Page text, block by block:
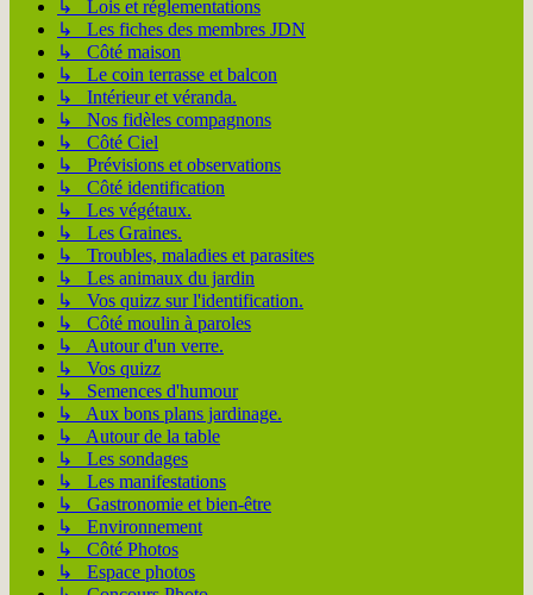
↳ Lois et réglementations
↳ Les fiches des membres JDN
↳ Côté maison
↳ Le coin terrasse et balcon
↳ Intérieur et véranda.
↳ Nos fidèles compagnons
↳ Côté Ciel
↳ Prévisions et observations
↳ Côté identification
↳ Les végétaux.
↳ Les Graines.
↳ Troubles, maladies et parasites
↳ Les animaux du jardin
↳ Vos quizz sur l'identification.
↳ Côté moulin à paroles
↳ Autour d'un verre.
↳ Vos quizz
↳ Semences d'humour
↳ Aux bons plans jardinage.
↳ Autour de la table
↳ Les sondages
↳ Les manifestations
↳ Gastronomie et bien-être
↳ Environnement
↳ Côté Photos
↳ Espace photos